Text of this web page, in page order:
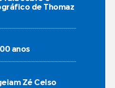
de Thomaz
anos
Zé Celso